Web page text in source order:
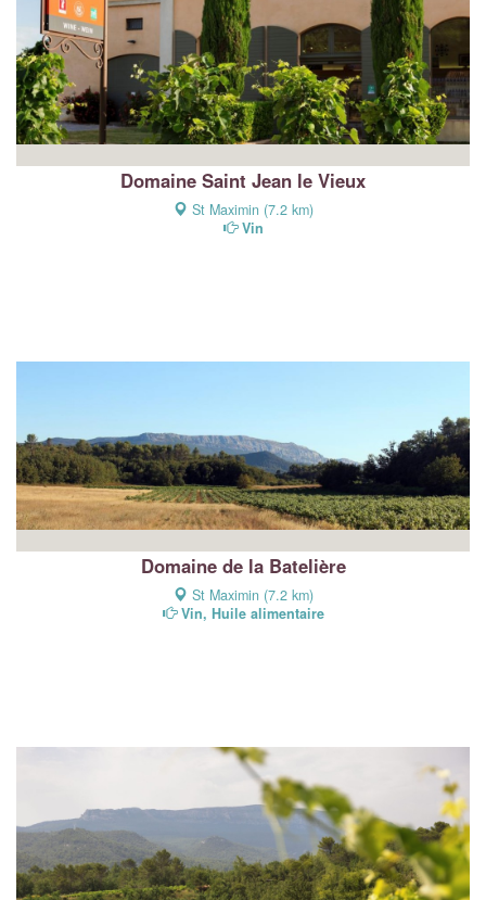
Domaine Saint Jean le Vieux
St Maximin (7.2 km)
Vin
Domaine de la Batelière
St Maximin (7.2 km)
Vin, Huile alimentaire